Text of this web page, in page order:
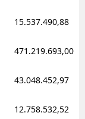
15.537.490,88
471.219.693,00
43.048.452,97
12.758.532,52